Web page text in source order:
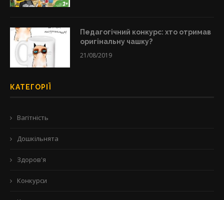
Педагогічний конкурс: хто отримав
оригінальну чашку?
21/08/2019
КАТЕГОРІЇ
Вагітність
Дошкільнята
Здоров'я
Конкурси